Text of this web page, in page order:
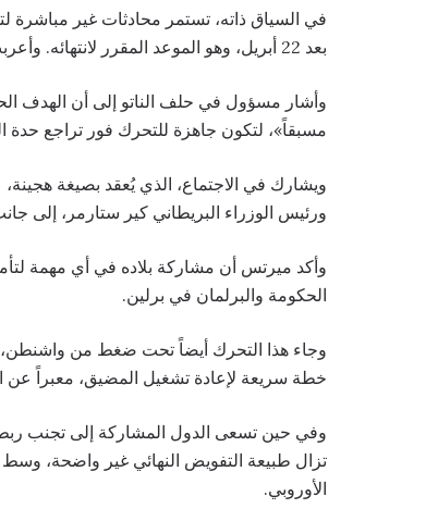
في السياق ذاته، تستمر محادثات غير مباشرة
بعد 22 أبريل، وهو الموعد المقرر لانتهائه. وأعربت الإدارة الأمريكية عن تفاؤلها بإمكانية التوصل إلى اتفاق.
وأشار مسؤول في حلف الناتو إلى أن الهدف
مسبقاً»، لتكون جاهزة للتحرك فور تراجع حدة
ويشارك في الاجتماع، الذي يُعقد بصيغة هجينة،
ورئيس الوزراء البريطاني كير ستارمر، إلى
وأكد ميرتس أن مشاركة بلاده في أي مهمة
الحكومة والبرلمان في برلين.
وجاء هذا التحرك أيضاً تحت ضغط من واشنطن،
خطة سريعة لإعادة تشغيل المضيق، معبراً عن
وفي حين تسعى الدول المشاركة إلى تجنب ربط
تزال طبيعة التفويض النهائي غير واضحة،
الأوروبي.